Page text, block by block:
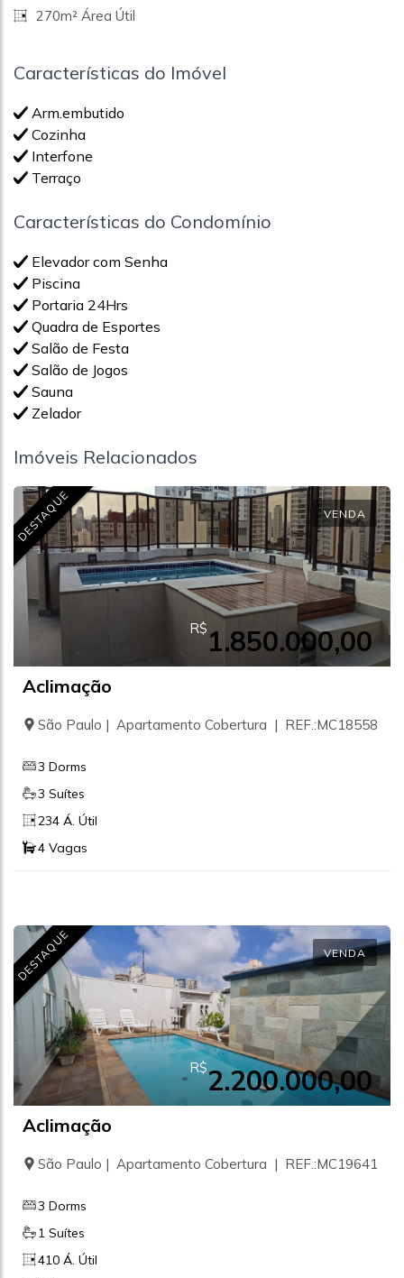
270m² Área Útil
Características do Imóvel
Arm.embutido
Cozinha
Interfone
Terraço
Características do Condomínio
Elevador com Senha
Piscina
Portaria 24Hrs
Quadra de Esportes
Salão de Festa
Salão de Jogos
Sauna
Zelador
Imóveis Relacionados
DESTAQUE VENDA
R$ 1.850.000,00
Aclimação
São Paulo | Apartamento Cobertura | REF.:MC18558
3 Dorms
3 Suítes
234 Á. Útil
4 Vagas
DESTAQUE VENDA
R$2.200.000,00
Aclimação
São Paulo | Apartamento Cobertura | REF.:MC19641
3 Dorms
1 Suítes
410 Á. Útil